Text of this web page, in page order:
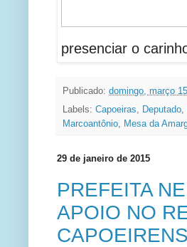
presenciar o
Publicado: domingo, março
Labels: Capoeiras Deputado
Marcoantônio
Mesa da
29 de janeiro de 2015
PREFEITA
APOIO NO